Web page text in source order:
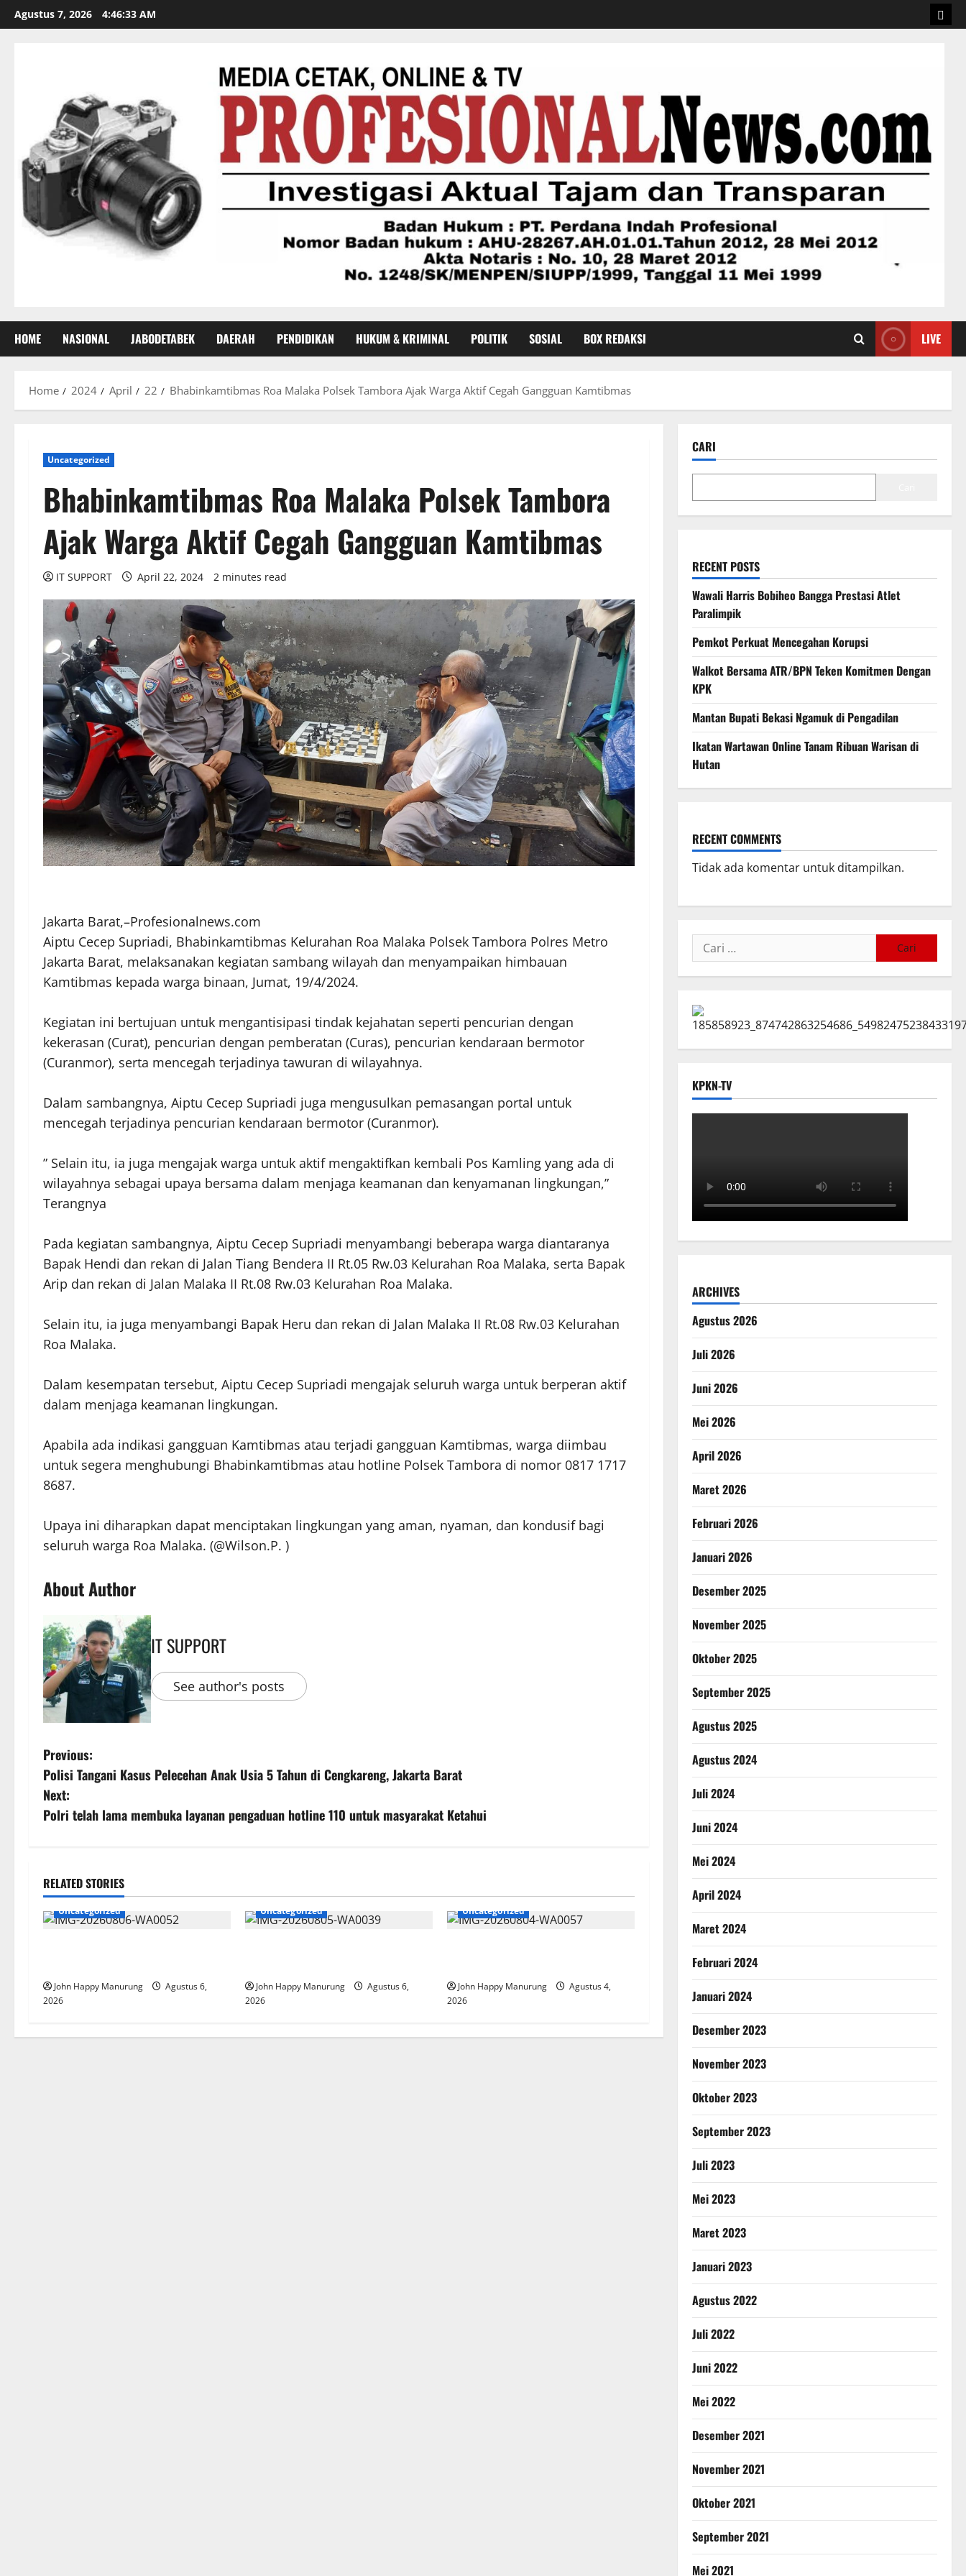
Agustus 7, 2026 4:46:34 AM
HOME NASIONAL JABODETABEK DAERAH PENDIDIKAN HUKUM & KRIMINAL POLITIK SOSIAL BOX REDAKSI LIVE
Home 2024 April 22 Bhabinkamtibmas Roa Malaka Polsek Tambora Ajak Warga Aktif Cegah Gangguan Kamtibmas
Uncategorized
Bhabinkamtibmas Roa Malaka Polsek Tambora
Ajak Warga Aktif Cegah Gangguan Kamtibmas
IT SUPPORT April 22, 2024 2 minutes read
Jakarta Barat,–Profesionalnews.com
Aiptu Cecep Supriadi, Bhabinkamtibmas Kelurahan Roa Malaka Polsek Tambora Polres Metro
Jakarta Barat, melaksanakan kegiatan sambang wilayah dan menyampaikan himbauan
Kamtibmas kepada warga binaan, Jumat, 19/4/2024.
Kegiatan ini bertujuan untuk mengantisipasi tindak kejahatan seperti pencurian dengan
kekerasan (Curat), pencurian dengan pemberatan (Curas), pencurian kendaraan bermotor
(Curanmor), serta mencegah terjadinya tawuran di wilayahnya.
Dalam sambangnya, Aiptu Cecep Supriadi juga mengusulkan pemasangan portal untuk
mencegah terjadinya pencurian kendaraan bermotor (Curanmor).
” Selain itu, ia juga mengajak warga untuk aktif mengaktifkan kembali Pos Kamling yang ada di
wilayahnya sebagai upaya bersama dalam menjaga keamanan dan kenyamanan lingkungan,”
Terangnya
Pada kegiatan sambangnya, Aiptu Cecep Supriadi menyambangi beberapa warga diantaranya
Bapak Hendi dan rekan di Jalan Tiang Bendera II Rt.05 Rw.03 Kelurahan Roa Malaka, serta Bapak
Arip dan rekan di Jalan Malaka II Rt.08 Rw.03 Kelurahan Roa Malaka.
Selain itu, ia juga menyambangi Bapak Heru dan rekan di Jalan Malaka II Rt.08 Rw.03 Kelurahan
Roa Malaka.
Dalam kesempatan tersebut, Aiptu Cecep Supriadi mengajak seluruh warga untuk berperan aktif
dalam menjaga keamanan lingkungan.
Apabila ada indikasi gangguan Kamtibmas atau terjadi gangguan Kamtibmas, warga diimbau
untuk segera menghubungi Bhabinkamtibmas atau hotline Polsek Tambora di nomor 0817 1717
8687.
Upaya ini diharapkan dapat menciptakan lingkungan yang aman, nyaman, dan kondusif bagi
seluruh warga Roa Malaka. (@Wilson.P. )
About Author
IT SUPPORT
See author's posts
Previous:
Polisi Tangani Kasus Pelecehan Anak Usia 5 Tahun di Cengkareng, Jakarta Barat
Next:
Polri telah lama membuka layanan pengaduan hotline 110 untuk masyarakat Ketahui
RELATED STORIES
Uncategorized
John Happy Manurung
Agustus 6,
2026
Uncategorized
John Happy Manurung
Agustus 6,
2026
Uncategorized
John Happy Manurung
Agustus 4,
2026
CARI
RECENT POSTS
Wawali Harris Bobiheo Bangga Prestasi Atlet
Paralimpik
Pemkot Perkuat Mencegahan Korupsi
Walkot Bersama ATR/BPN Teken Komitmen Dengan
KPK
Mantan Bupati Bekasi Ngamuk di Pengadilan
Ikatan Wartawan Online Tanam Ribuan Warisan di
Hutan
RECENT COMMENTS
Tidak ada komentar untuk ditampilkan.
KPKN-TV
ARCHIVES
Agustus 2026
Juli 2026
Juni 2026
Mei 2026
April 2026
Maret 2026
Februari 2026
Januari 2026
Desember 2025
November 2025
Oktober 2025
September 2025
Agustus 2025
Agustus 2024
Juli 2024
Juni 2024
Mei 2024
April 2024
Maret 2024
Februari 2024
Januari 2024
Desember 2023
November 2023
Oktober 2023
September 2023
Juli 2023
Mei 2023
Maret 2023
Januari 2023
Agustus 2022
Juli 2022
Juni 2022
Mei 2022
Desember 2021
November 2021
Oktober 2021
September 2021
Mei 2021